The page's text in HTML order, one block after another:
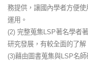
務提供，讓國內學者方便
運用。
(2) 完整蒐集LSP著名學者
研究發展，有較全面的了解
(3)藉由圖書蒐集與LSP名